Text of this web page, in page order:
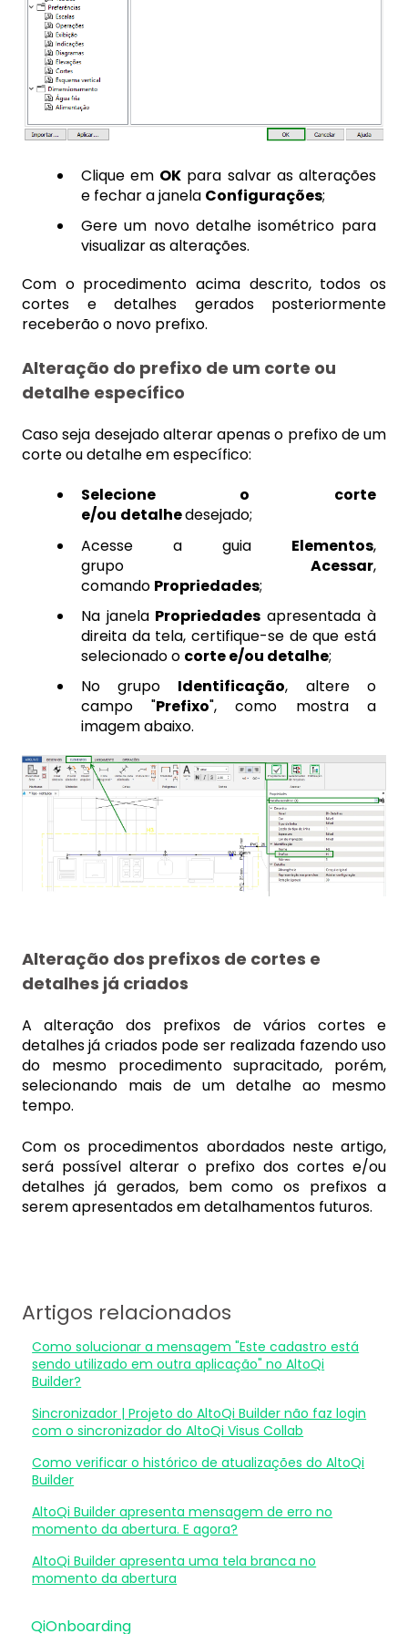
Clique em OK para salvar as alterações
e fechar a janela Configurações;
Gere um novo detalhe isométrico para
visualizar as alterações.
Com o procedimento acima descrito, todos os
cortes e detalhes gerados posteriormente
receberão o novo prefixo.
Alteração do prefixo de um corte ou
detalhe específico
Caso seja desejado alterar apenas o prefixo de um
corte ou detalhe em específico:
Selecione o corte
e/ou detalhedesejado;
Acesse a guia Elementos,
grupo Acessar,
comando Propriedades;
Na janela Propriedades apresentada à
direita da tela, certifique-se de que está
selecionado o corte e/ou detalhe;
No grupo Identificação, altere o
campo "Prefixo", como mostra a
imagem abaixo.
Alteração dos prefixos de cortes e
detalhes já criados
A alteração dos prefixos de vários cortes e
detalhes já criados pode ser realizada fazendo uso
do mesmo procedimento supracitado, porém,
selecionando mais de um detalhe ao mesmo
tempo.
Com os procedimentos abordados neste artigo,
será possível alterar o prefixo dos cortes e/ou
detalhes já gerados, bem como os prefixos a
serem apresentados em detalhamentos futuros.
Artigos relacionados
Como solucionar a mensagem "Este cadastro está
sendo utilizado em outra aplicação" no AltoQi
Builder?
Sincronizador | Projeto do AltoQi Builder não faz login
com o sincronizador do AltoQi Visus Collab
Como verificar o histórico de atualizações do AltoQi
Builder
AltoQi Builder apresenta mensagem de erro no
momento da abertura. E agora?
AltoQi Builder apresenta uma tela branca no
momento da abertura
QiOnboarding